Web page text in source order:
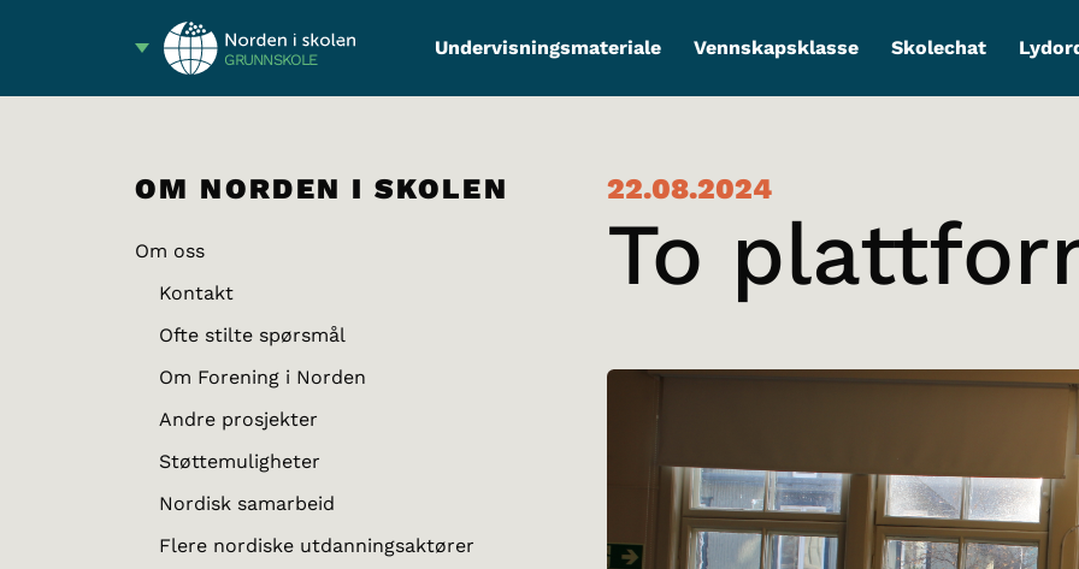
GRUNNSKOLE
Undervisningsmateriale Vennskapsklasse Skolechat
OM NORDEN I SKOLEN
Om oss
Kontakt
Ofte stilte spørsmål
Om Forening i Norden
Andre prosjekter
Støttemuligheter
Nordisk samarbeid
Flere nordiske utdanningsaktører
22.08.2024
To